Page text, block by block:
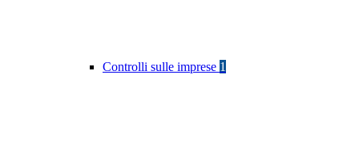
Controlli sulle imprese 1